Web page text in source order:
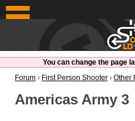
OldSchoolHack
You can change the page
Forum › First Person Shooter › Other
Americas Army 3